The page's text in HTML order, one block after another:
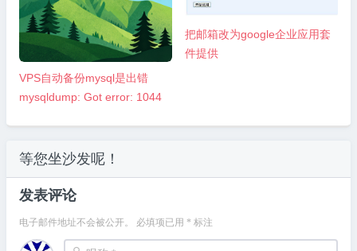
VPS自动备份mysql是出错
mysqldump: Got error: 1044
把邮箱改为google企业应用套
件提供
等您坐沙发呢！
发表评论
电子邮件地址不会被公开。 必填项已用 * 标注